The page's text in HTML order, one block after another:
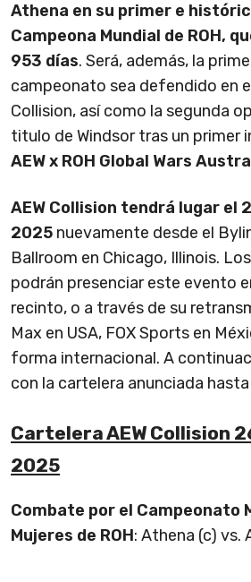
Athena en su primer e
Campeona Mundial de ROH,
953 días. Será, además, la
campeonato sea defendido en
Collision, así como la segunda
titulo de Windsor tras un primer
AEW x ROH Global Wars
AEW Collision tendrá lugar el
2025 nuevamente desde el
Ballroom en Chicago, Illinois.
podrán presenciar este evento
recinto, o a través de su
Max en USA, FOX Sports en
forma internacional. A
con la cartelera anunciada
Cartelera AEW Collision
2025
Combate por el Campeonato
Mujeres de ROH: Athena (c) vs.